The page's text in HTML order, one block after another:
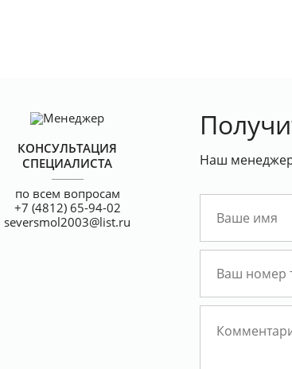
КОНСУЛЬТАЦИЯ
СПЕЦИАЛИСТА
по всем вопросам
+7 (4812) 65-94-02
seversmol2003@list.ru
Наш менеджер